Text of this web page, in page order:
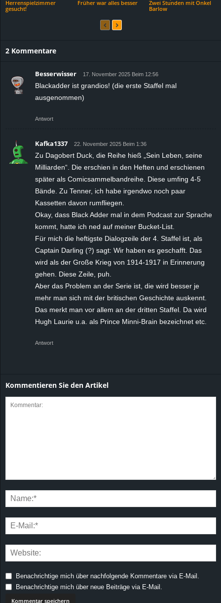
Herrenspielzimmer
gesucht!
Früher war alles besser
Zwei Stunden mit Onkel
Barlow
2 Kommentare
Besserwisser 17. November 2025 Beim 12:56
Blackadder ist grandios! (die erste Staffel mal
ausgenommen)
Antwort
Kafka1337 22. November 2025 Beim 1:36
Zu Dagobert Duck, die Reihe hieß „Sein Leben, seine
Milliarden“. Die erschien in den Heften und erschienen
später als Comicsammelbandreihe. Diese umfing 4-5
Bände. Zu Tenner, ich habe irgendwo noch paar
Kassetten davon rumfliegen.
Okay, dass Black Adder mal in dem Podcast zur Sprache
kommt, hatte ich ned auf meiner Bucket-List.
Für mich die heftigste Dialogzeile der 4. Staffel ist, als
Captain Darling (?) sagt: Wir haben es geschafft. Das
wird als der Große Krieg von 1914-1917 in Erinnerung
gehen. Diese Zeile, puh.
Aber das Problem an der Serie ist, die wird besser je
mehr man sich mit der britischen Geschichte auskennt.
Das merkt man vor allem an der dritten Staffel. Da wird
Hugh Laurie u.a. als Prince Minni-Brain bezeichnet etc.
Antwort
Kommentieren Sie den Artikel
Benachrichtige mich über nachfolgende Kommentare via E-Mail.
Benachrichtige mich über neue Beiträge via E-Mail.